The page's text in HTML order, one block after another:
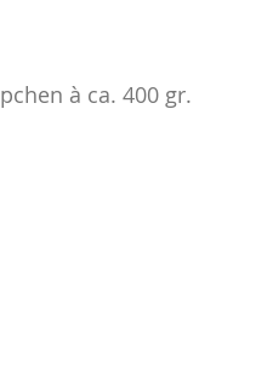
Vegetarisch
à ca. 400 gr.